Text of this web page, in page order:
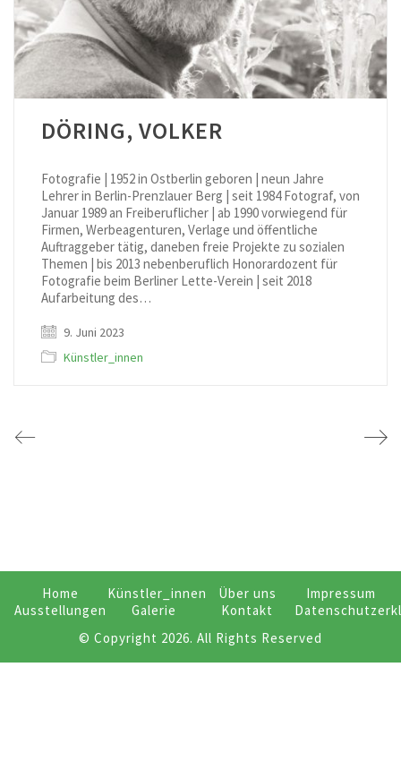
DÖRING, VOLKER
Fotografie | 1952 in Ostberlin geboren | neun Jahre
Lehrer in Berlin-Prenzlauer Berg | seit 1984 Fotograf, von
Januar 1989 an Freiberuflicher | ab 1990 vorwiegend für
Firmen, Werbeagenturen, Verlage und öffentliche
Auftraggeber tätig, daneben freie Projekte zu sozialen
Themen | bis 2013 nebenberuflich Honorardozent für
Fotografie beim Berliner Lette-Verein | seit 2018
Aufarbeitung des…
9. Juni 2023
Künstler_innen
Home
Ausstellungen
Künstler_innen
Galerie
Über uns
Kontakt
Impressum
© Copyright 2026. All Rights Reserved